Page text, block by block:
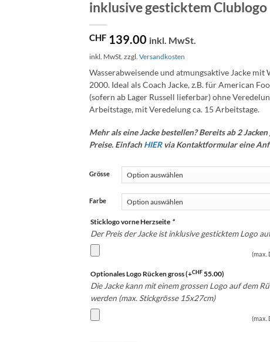
inklusive gesticktem Clublogo
CHF139.00 inkl. MwSt.
inkl. MwSt. zzgl. Versandkosten
Wasserabweisende und atmungsaktive Jacke mit
2000. Ideal als Coach Jacke, z.B. für American
(sofern ab Lager Russell lieferbar) ohne
Arbeitstage, mit Veredelung ca. 15 Arbeitstage.
Mehr als eine Jacke bestellen? Bereits ab 2 Jacken
Preise. EinfachHIERvia Kontaktformular eine
Grösse
Farbe
Sticklogo vorne Herzseite *
Der Preis der Jacke ist inklusive gesticktem Logo
(max.
Optionales Logo Rücken gross(+CHF55.00)
Die Jacke kann mit einem grossen Logo auf dem
werden (max. Stickgrösse 15x27cm)
(max.